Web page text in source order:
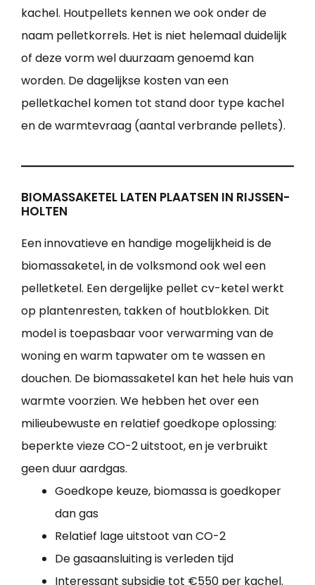
kachel. Houtpellets kennen we ook onder de
naam pelletkorrels. Het is niet helemaal duidelijk
of deze vorm wel duurzaam genoemd kan
worden. De dagelijkse kosten van een
pelletkachel komen tot stand door type kachel
en de warmtevraag (aantal verbrande pellets).
BIOMASSAKETEL LATEN PLAATSEN IN RIJSSEN-
HOLTEN
Een innovatieve en handige mogelijkheid is de
biomassaketel, in de volksmond ook wel een
pelletketel. Een dergelijke pellet cv-ketel werkt
op plantenresten, takken of houtblokken. Dit
model is toepasbaar voor verwarming van de
woning en warm tapwater om te wassen en
douchen. De biomassaketel kan het hele huis van
warmte voorzien. We hebben het over een
milieubewuste en relatief goedkope oplossing:
beperkte vieze CO-2 uitstoot, en je verbruikt
geen duur aardgas.
Goedkope keuze, biomassa is goedkoper
dan gas
Relatief lage uitstoot van CO-2
De gasaansluiting is verleden tijd
Interessant subsidie tot €550 per kachel.